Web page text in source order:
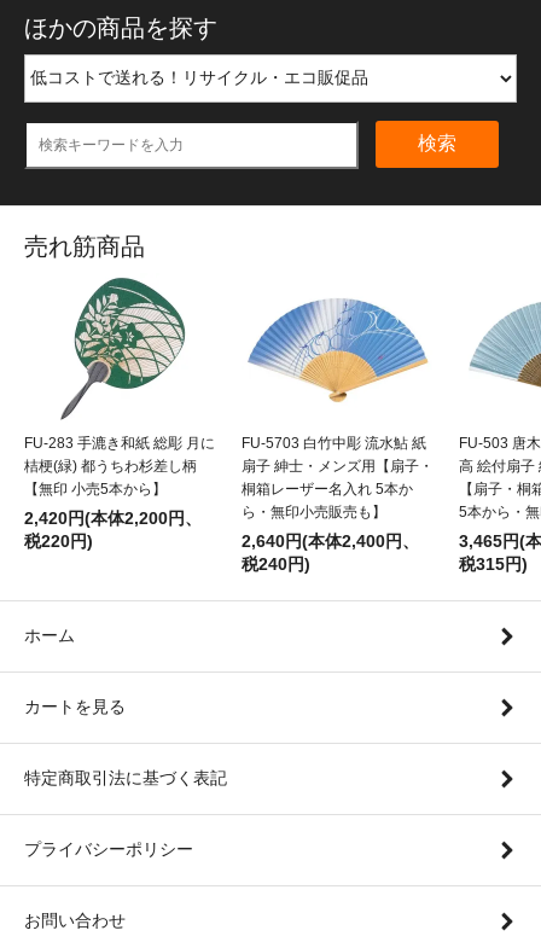
ほかの商品を探す
検索
売れ筋商品
FU-283 手漉き和紙 総彫 月に
桔梗(緑) 都うちわ杉差し柄
【無印 小売5本から】
2,420円(本体2,200円、
税220円)
FU-5703 白竹中彫 流水鮎 紙
扇子 紳士・メンズ用【扇子・
桐箱レーザー名入れ 5本か
ら・無印小売販売も】
2,640円(本体2,400円、
税240円)
FU-503 唐
高 絵付扇子
【扇子・桐
5本から・
3,465円(
税315円)
ホーム
カートを見る
特定商取引法に基づく表記
プライバシーポリシー
お問い合わせ